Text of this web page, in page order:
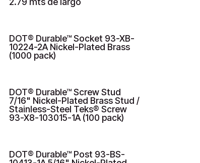
DESCONTINUADO
BAJO PEDIDO
DOT® Durable™ Socket 93-XB-
10224-2A Nickel-Plated Brass
(1000 pack)
DOT® Durable™ Screw Stud
7/16" Nickel-Plated Brass Stud /
Stainless-Steel Teks® Screw
93-X8-103015-1A (100 pack)
DOT® Durable™ Post 93-BS-